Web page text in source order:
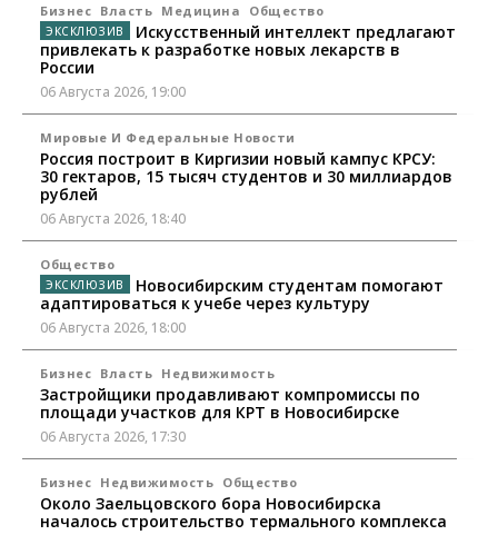
Бизнес Власть Медицина Общество
Искусственный интеллект предлагают
привлекать к разработке новых лекарств в
России
06 Августа 2026, 19:00
Мировые И Федеральные Новости
Россия построит в Киргизии новый кампус КРСУ:
30 гектаров, 15 тысяч студентов и 30 миллиардов
рублей
06 Августа 2026, 18:40
Общество
Новосибирским студентам помогают
адаптироваться к учебе через культуру
06 Августа 2026, 18:00
Бизнес Власть Недвижимость
Застройщики продавливают компромиссы по
площади участков для КРТ в Новосибирске
06 Августа 2026, 17:30
Бизнес Недвижимость Общество
Около Заельцовского бора Новосибирска
началось строительство термального комплекса